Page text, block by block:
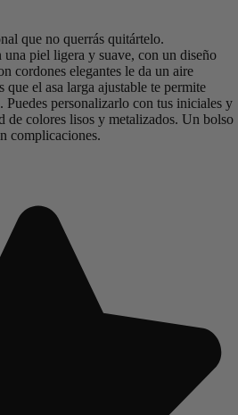
que no querrás quitártelo.
piel ligera y suave, con un diseño
cordones elegantes le da un aire
el asa larga ajustable te permite
personalizarlo con tus iniciales y
de colores lisos y metalizados. Un bolso
complicaciones.